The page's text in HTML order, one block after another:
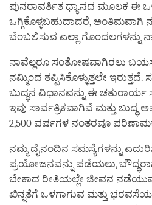
ಪುನರಾವರ್ತಿತ ಧ್ಯಾನದ ಮೂಲಕ ಈ
ಒಗ್ಗಿಕೊಳ್ಳಬಹುದಾದರೆ, ಅಂತಿಮವಾಗಿ
ಬೆಂಬಲಿಸುವ ಎಲ್ಲಾ ಗೊಂದಲಗಳನ್ನು
ನಾವೆಲ್ಲರೂ ಸಂತೋಷವಾಗಿರಲು
ನಮ್ಮಿಂದ ತಪ್ಪಿಸಿಕೊಳ್ಳುತ್ತಲೇ
ಬುದ್ಧನ ವಿಧಾನವನ್ನು ಈ ಚತುರಾರ್ಯ
ಇವು ಸಾರ್ವತ್ರಿಕವಾಗಿವೆ ಮತ್ತು ಬುದ್ಧ
2,500 ವರ್ಷಗಳ ನಂತರವೂ
ನಮ್ಮ ದೈನಂದಿನ ಸಮಸ್ಯೆಗಳನ್ನು
ಪ್ರಯೋಜನವನ್ನು ಪಡೆಯಲು,
ಬೇಕಾದ ರೀತಿಯಲ್ಲೇ ಜೀವನ
ಖಿನ್ನತೆಗೆ ಒಳಗಾಗುವ ಮತ್ತು